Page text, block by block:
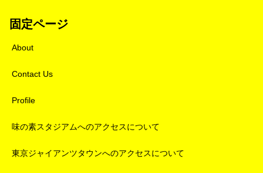
固定ページ
About
Contact Us
Profile
味の素スタジアムへのアクセスについて
東京ジャイアンツタウンへのアクセスについて